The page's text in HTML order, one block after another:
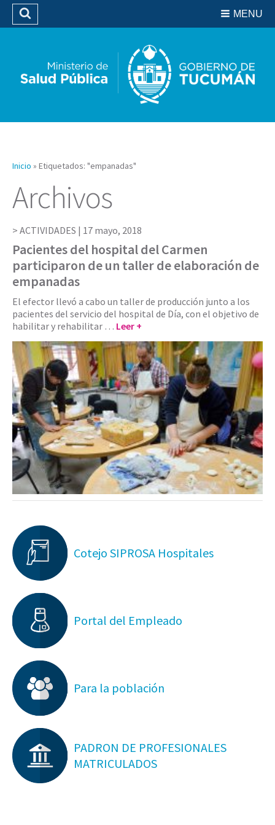
Biblioteca
MENU
Buscar
Inicio » Etiquetados: "empanadas"
Archivos
ACTIVIDADES | 17 mayo, 2018
Pacientes del hospital del Carmen
participaron de un taller de elaboración de
empanadas
El efector llevó a cabo un taller de producción junto a los
pacientes del servicio del hospital de Día, con el objetivo de
habilitar y rehabilitar … Leer +
Cotejo SIPROSA Hospitales
Portal del Empleado
Para la población
PADRON DE PROFESIONALES
MATRICULADOS